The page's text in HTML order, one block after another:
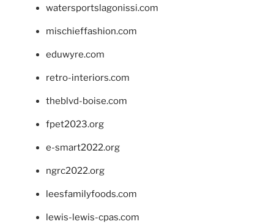
watersportslagonissi.com
mischieffashion.com
eduwyre.com
retro-interiors.com
theblvd-boise.com
fpet2023.org
e-smart2022.org
ngrc2022.org
leesfamilyfoods.com
lewis-lewis-cpas.com